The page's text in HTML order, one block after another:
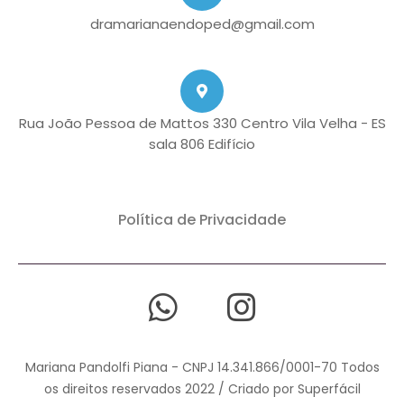
dramarianaendoped@gmail.com
Rua João Pessoa de Mattos 330 Centro Vila Velha - ES
sala 806 Edifício
Política de Privacidade
Mariana Pandolfi Piana - CNPJ 14.341.866/0001-70 Todos
os direitos reservados 2022 / Criado por Superfácil